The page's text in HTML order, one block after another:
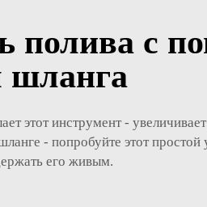
полива с
шланга
этот инструмент -
- попробуйте этот
его живым.